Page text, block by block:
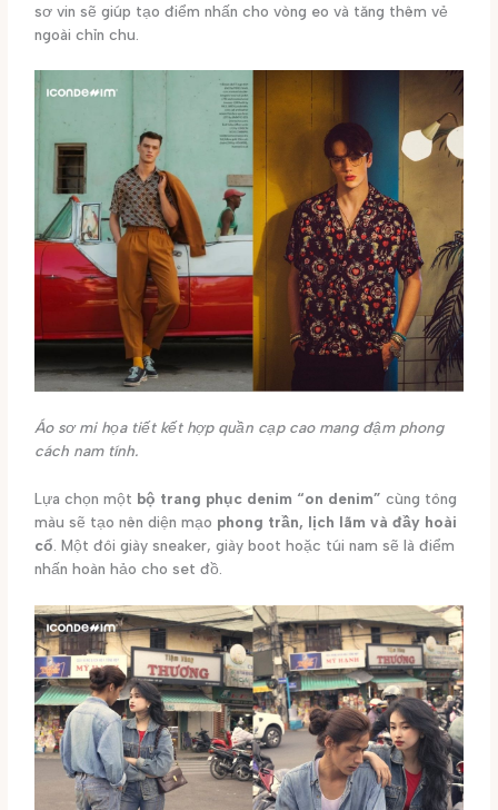
sơ vin sẽ giúp tạo điểm nhấn cho vòng eo và tăng thêm vẻ
ngoài chỉn chu.
Áo sơ mi họa tiết kết hợp quần cạp cao mang đậm phong
cách nam tính.
Lựa chọn một bộ trang phục denim “on denim” cùng tông
màu sẽ tạo nên diện mạo phong trần, lịch lãm và đầy hoài
cổ . Một đôi giày sneaker, giày boot hoặc túi nam sẽ là điểm
nhấn hoàn hảo cho set đồ.